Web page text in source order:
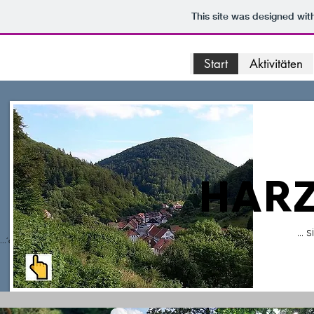
This site was designed
Start Aktivitäten
...´click´ zum Blick (webcam)
...